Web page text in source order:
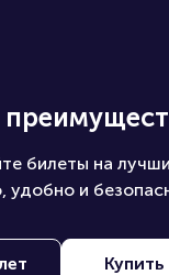
билеты на
удобно и